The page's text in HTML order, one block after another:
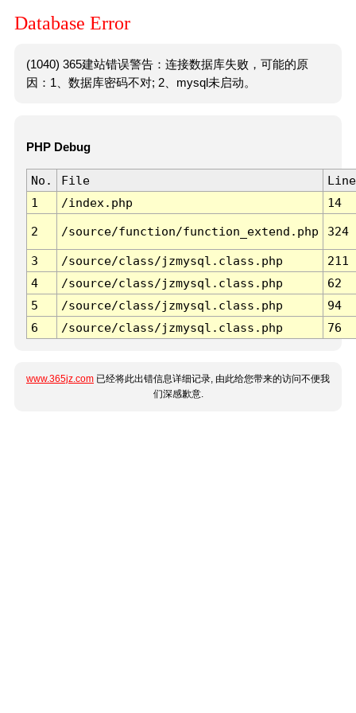
Database Error
(1040) 365建站错误警告：连接数据库失败，可能的原
因：1、数据库密码不对; 2、mysql未启动。
PHP Debug
No. File
Line
1
/index.php 14
2 /source/function/function_extend.php 324
3 /source/class/jzmysql.class.php
211
4
/source/class/jzmysql.class.php
62
5
/source/class/jzmysql.class.php
94
6
/source/class/jzmysql.class.php 76
www.365jz.com 已经将此出错信息详细记录, 由此给您带来的访问不便我
们深感歉意.